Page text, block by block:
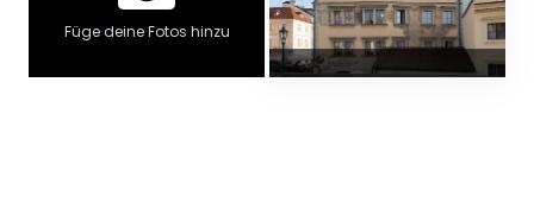
Füge deine Fotos hinzu